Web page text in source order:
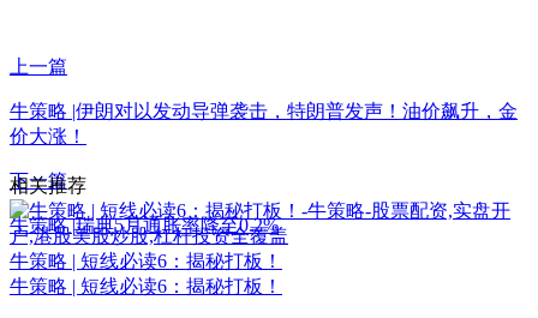
上一篇
牛策略 |伊朗对以发动导弹袭击，特朗普发声！油价飙升，金
价大涨！
下一篇
牛策略 |瑞典5月通胀率降至0.2%
相关推荐
牛策略 | 短线必读6：揭秘打板！
牛策略 | 短线必读6：揭秘打板！